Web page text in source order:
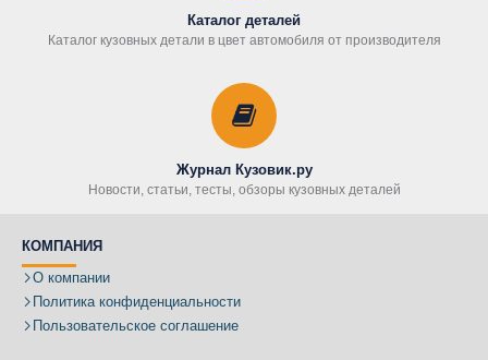
Каталог деталей
Каталог кузовных детали в цвет автомобиля от производителя
Журнал Кузовик.ру
Новости, статьи, тесты, обзоры кузовных деталей
КОМПАНИЯ
О компании
Политика конфиденциальности
Пользовательское соглашение